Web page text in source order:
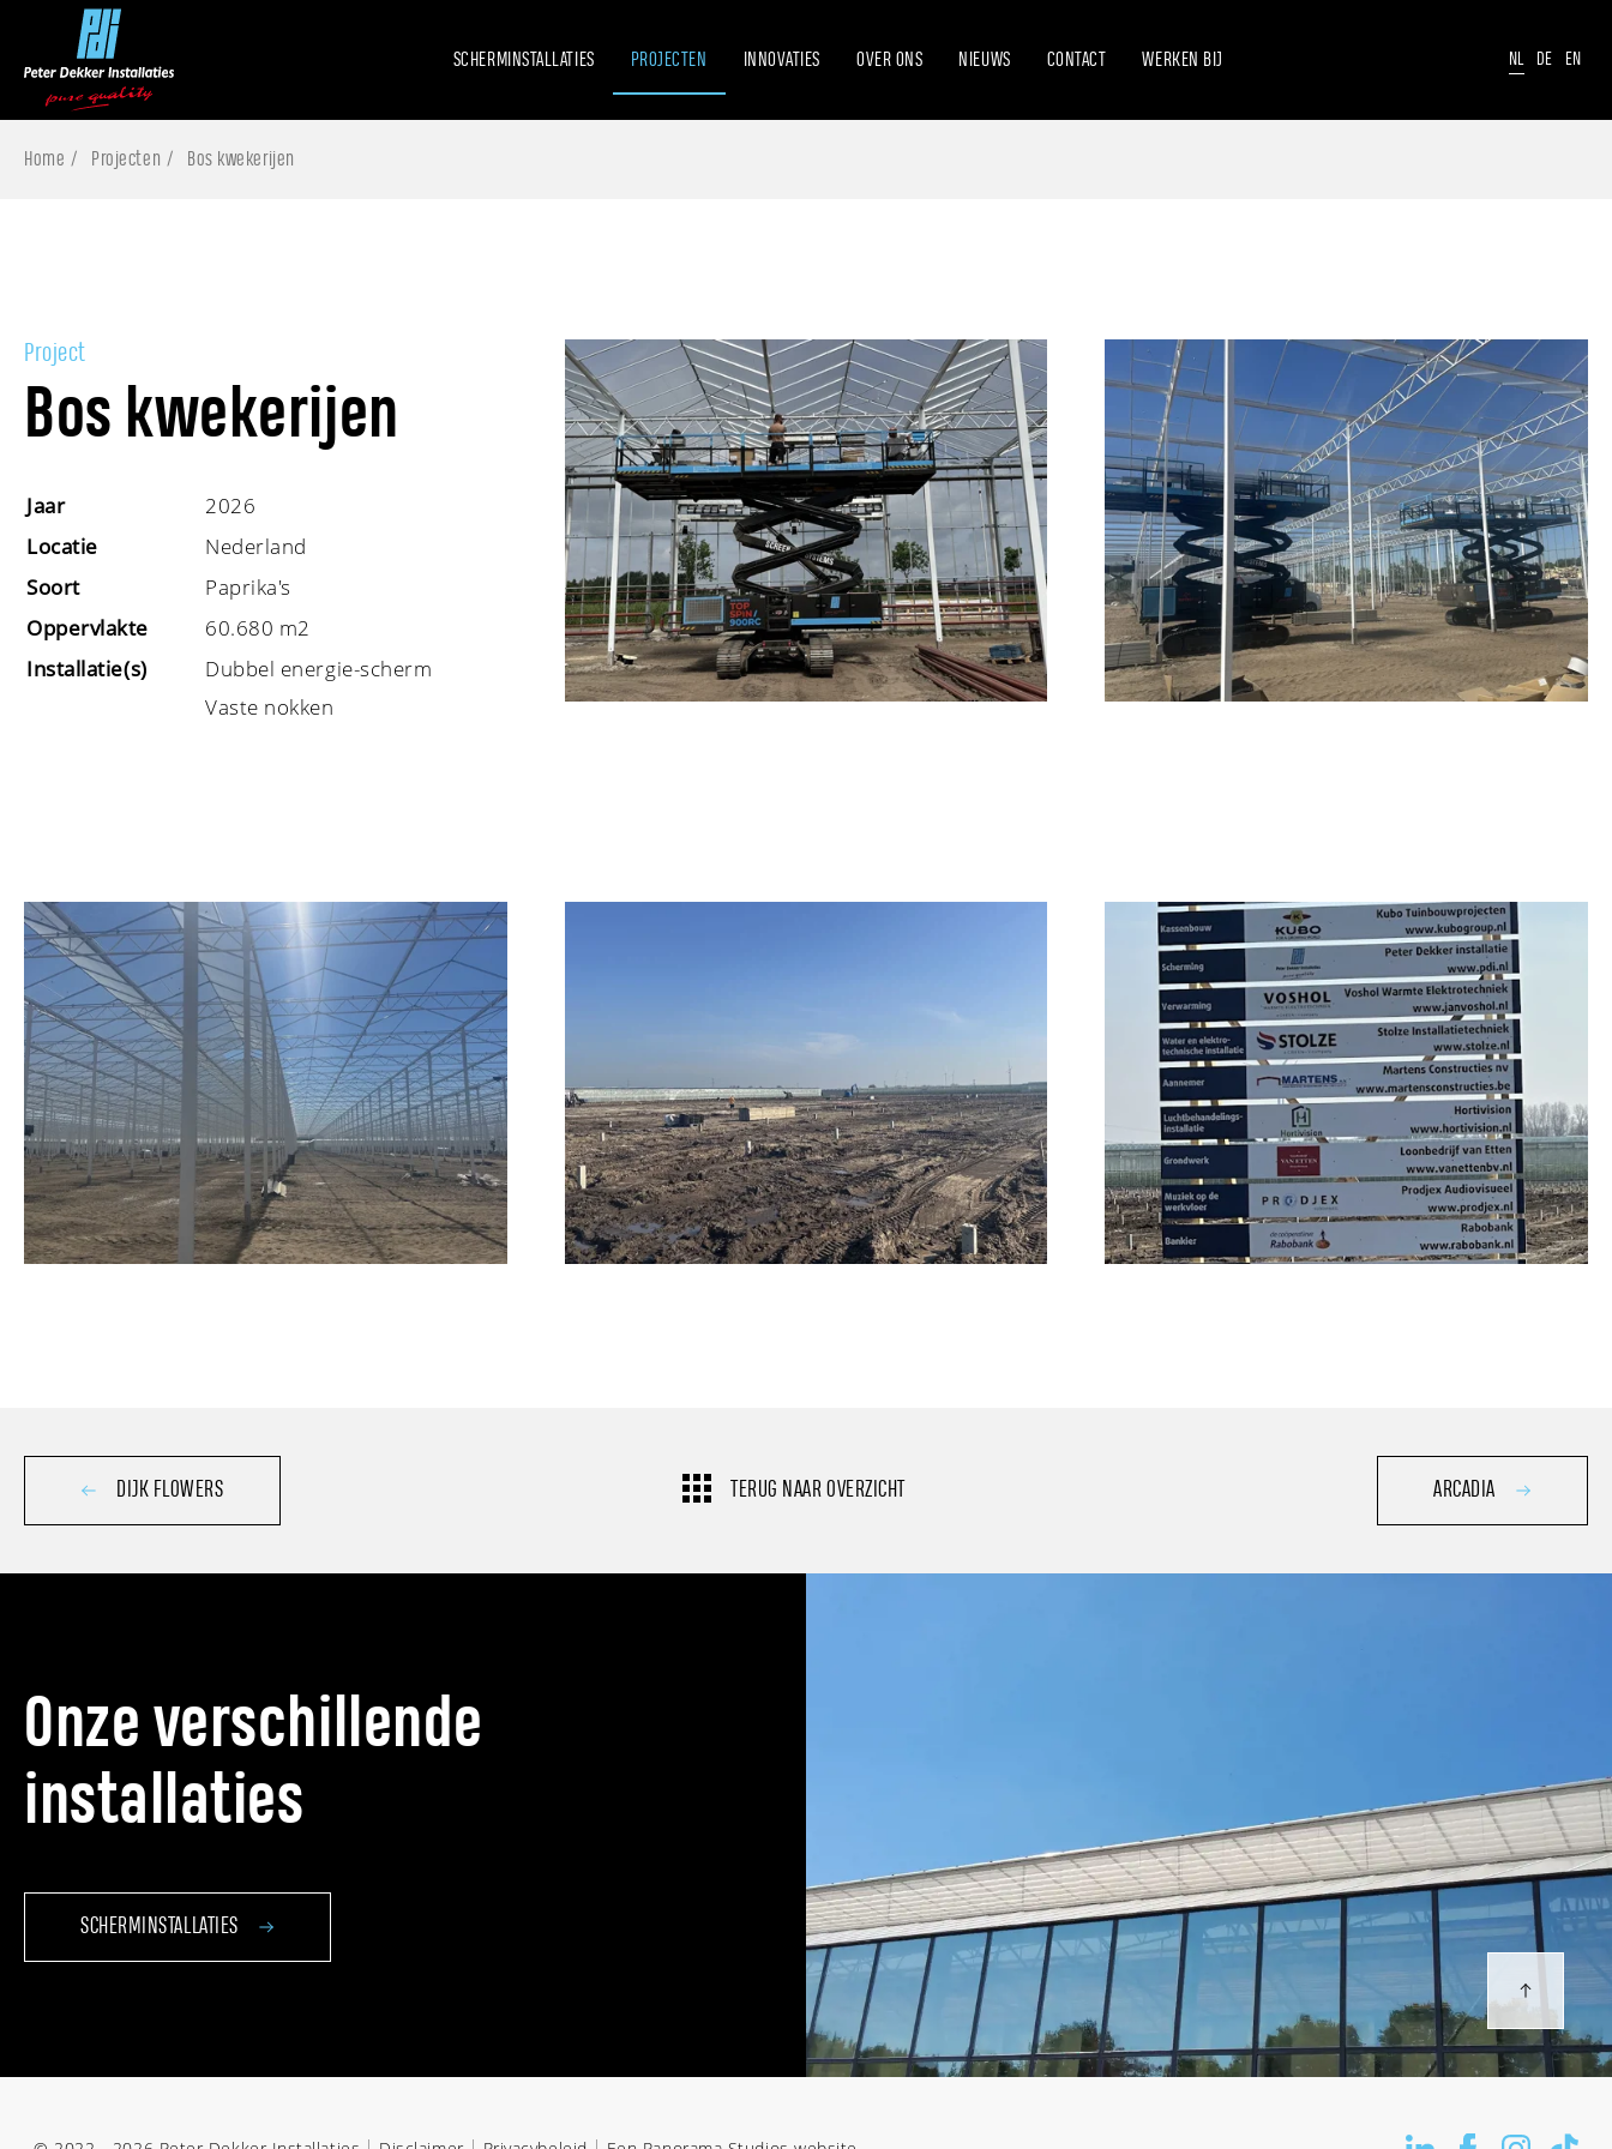
SCHERMINSTALLATIES PROJECTEN INNOVATIES OVER ONS NIEUWS CONTACT WERKEN BIJ NL DE EN
Home Projecten Bos kwekerijen
Project
Bos kwekerijen
Jaar
2026
Locatie
Nederland
Soort
Paprika's
Oppervlakte
60.680 m2
Installatie(s)
Dubbel energie-scherm
Vaste nokken
DIJK FLOWERS TERUG NAAR OVERZICHT ARCADIA
Onze verschillende
installaties
SCHERMINSTALLATIES